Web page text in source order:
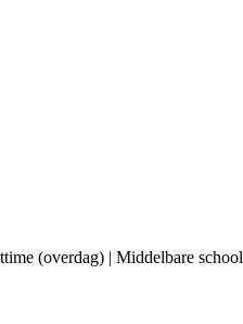
(overdag) | Middelbare school